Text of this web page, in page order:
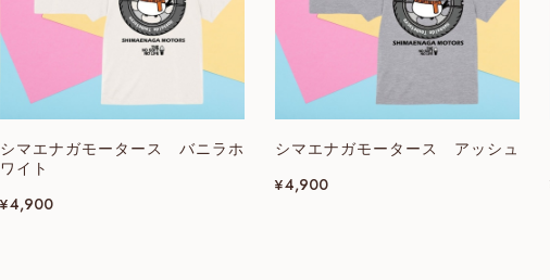
シマエナガモータース バニラホ
ワイト
¥4,900
シマエナガモータース アッシュ
¥4,900